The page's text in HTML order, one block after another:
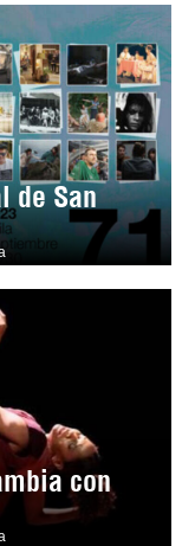
de San
con